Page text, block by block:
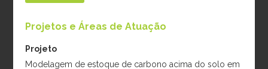
Projetos e Áreas de Atuação
Projeto
Modelagem de estoque de carbono acima do solo em